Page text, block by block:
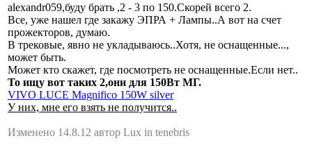
alexandr059,буду брать ,2 - 3 по 150.Скорей всего 2.
Все, уже нашел где закажу ЭПРА + Лампы..А вот на счет
прожекторов, думаю.
В трековые, явно не укладываюсь..Хотя, не оснащенные...,
может быть.
Может кто скажет, где посмотреть не оснащенные.Если нет..
То ищу вот таких 2,они для 150Вт МГ.
VIVO LUCE Magnifico 150W silver
У них, мне его взять не получится..
Изменено 14.8.12 автор Lux in tenebris